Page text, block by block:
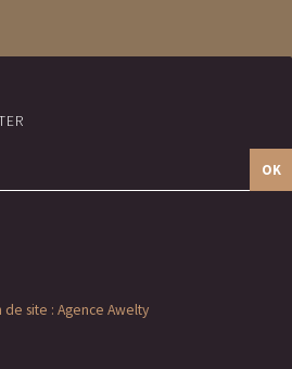
OK
de site : Agence Awelty